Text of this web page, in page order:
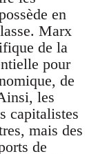
en
Marx
de la
pour
de
les
capitalistes
mais des
de